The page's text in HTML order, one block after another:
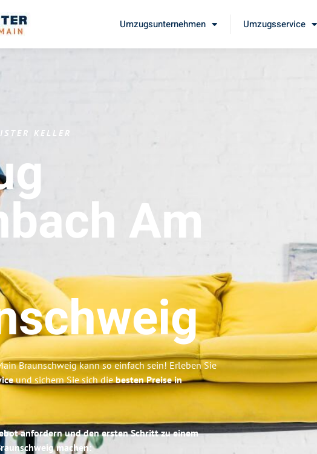
Umzugsunternehmen Umzugsservice
KELLER
Am
Braunschweig kann so einfach sein! Erleben Sie
und sichern Sie sich diebesten Preise in
anfordern und den ersten Schritt zu einem
machen: